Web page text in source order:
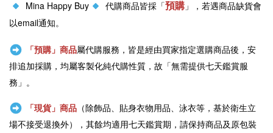
Mina Happy Buy 代購商品皆採「預購」，若遇商品缺貨會
以email通知。
「預購」商品屬代購服務，皆是經由買家指定選購商品後，安
排追加採購，均屬客製化純代購性質，故「無需提供七天鑑賞服
務」。
「現貨」商品（除飾品、貼身衣物用品、泳衣等，基於衛生立
場不接受退換外），其餘均適用七天鑑賞期，請保持商品及原包裝